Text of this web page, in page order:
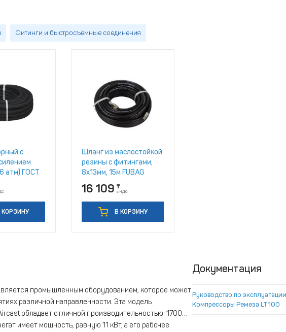
Фитинги и быстросъёмные соединения
с
атм) ГОСТ
КОРЗИНУ
Шланг из маслостойкой
резины с фитингами,
8x13мм, 15м FUBAG
[170106]
16 109 ₸
с НДС
В КОРЗИНУ
промышленным оборудованием, которое может
различной направленности. Эта модель
обладает отличной производительностью: 1700
имеет мощность, равную 11 кВт, а его рабочее
Документация
Руководство по
Компрессоры Ремеза LT100